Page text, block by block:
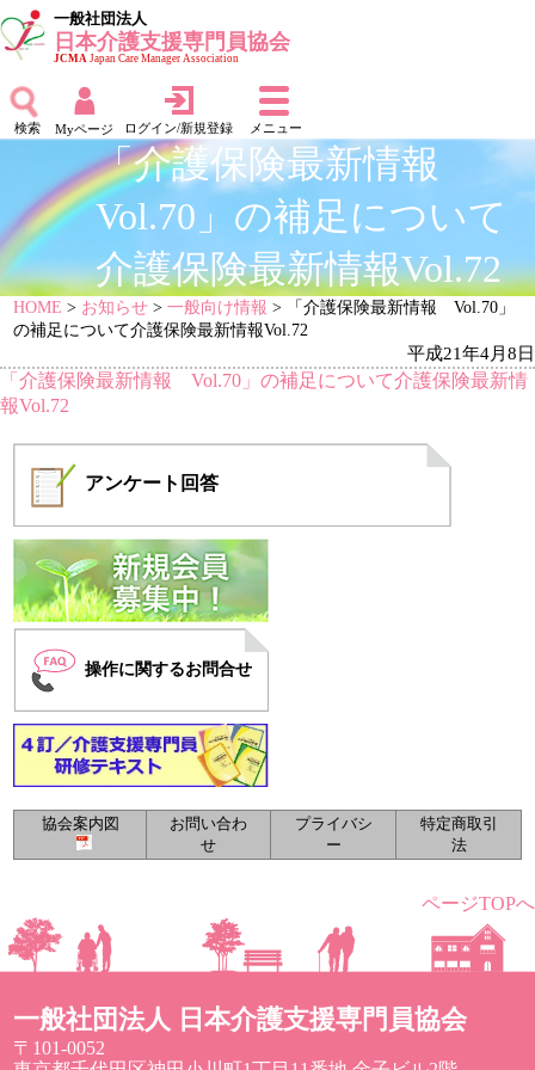
一般社団法人
日本介護支援専門員協会
JCMAJapan Care Manager Association
検索 Myページ ログイン/新規登録 メニュー
「介護保険最新情報
Vol.70」の補足について
介護保険最新情報Vol.72
HOME > お知らせ >一般向け情報 > 「介護保険最新情報 Vol.70」
の補足について介護保険最新情報Vol.72
平成21年4月8日
「介護保険最新情報 Vol.70」の補足について介護保険最新情
報Vol.72
アンケート 回答
操作に関するお問合せ
ページTOPへ
一般社団法人 日本介護支援専門員協会
〒101-0052
協会案内図
お問い合わ
せ
プライバシ
ー
特定商取引
法